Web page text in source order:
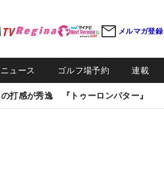
メルマガ登録
ュース ゴルフ場予約 連載
打感が秀逸 『トゥーロンパター』